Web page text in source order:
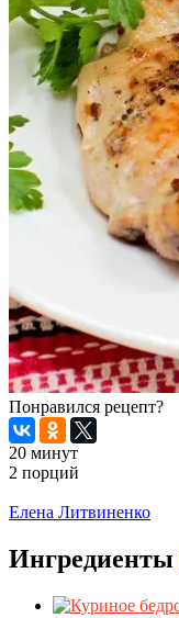
Понравился рецепт?
20 минут
2 порций
Елена Литвиненко
Ингредиенты